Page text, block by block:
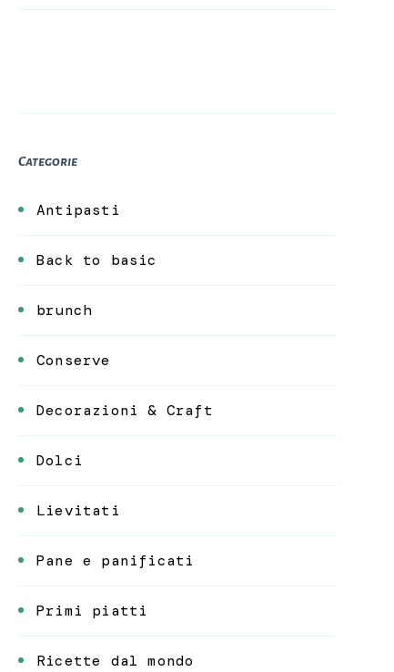
Categorie
Antipasti
Back to basic
brunch
Conserve
Decorazioni & Craft
Dolci
Lievitati
Pane e panificati
Primi piatti
Ricette dal mondo